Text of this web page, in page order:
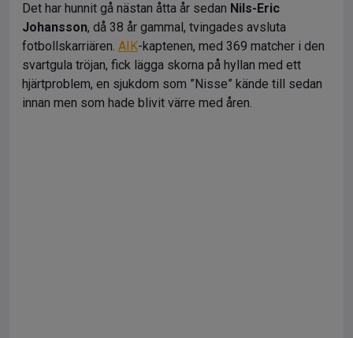
Det har hunnit gå nästan åtta år sedan Nils-Eric
Johansson, då 38 år gammal, tvingades avsluta
fotbollskarriären. AIK-kaptenen, med 369 matcher i den
svartgula tröjan, fick lägga skorna på hyllan med ett
hjärtproblem, en sjukdom som ”Nisse” kände till sedan
innan men som hade blivit värre med åren.